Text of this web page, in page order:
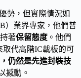
勢，但實際情況如
）業界專家，他們普
著保留態度 。他們
取代高階IC載板的可
仍然是先進封裝技
撼動。